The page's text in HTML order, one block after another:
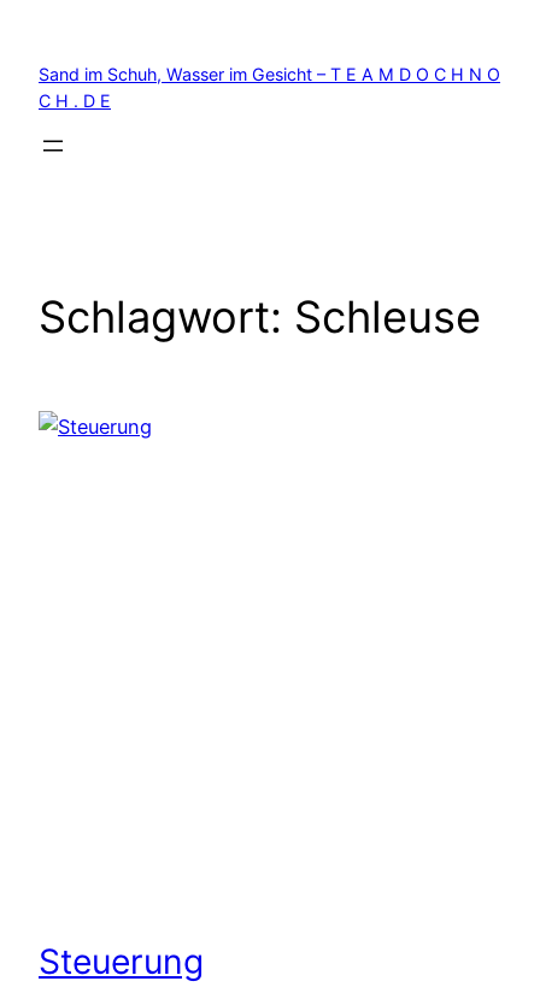
springen
Sand im Schuh, Wasser im Gesicht – T E A M D O C H N O
C H . D E
Schlagwort: Schleuse
Steuerung